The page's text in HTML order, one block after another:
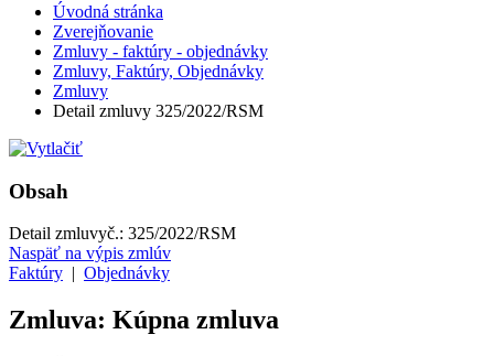
Úvodná stránka
Zverejňovanie
Zmluvy - faktúry - objednávky
Zmluvy, Faktúry, Objednávky
Zmluvy
Detail zmluvy 325/2022/RSM
Obsah
Detail zmluvyč.: 325/2022/RSM
Naspäť na výpis zmlúv
Faktúry | Objednávky
Zmluva: Kúpna zmluva